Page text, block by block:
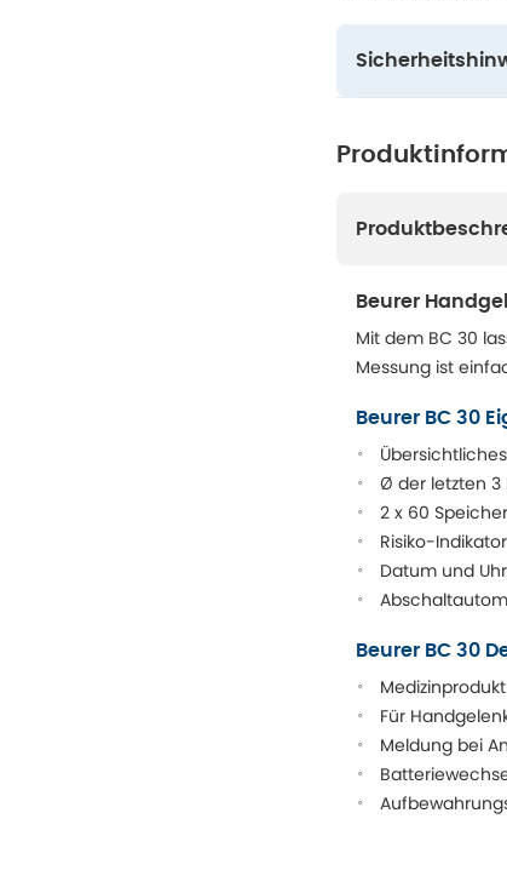
Beurer
Mit dem BC 30
Messung ist
Beurer BC 30
Ø der letzten 3
2 x 60
Risiko-Indikator
Datum und
Beurer BC 30
Medizinprodukt
Für
Meldung bei